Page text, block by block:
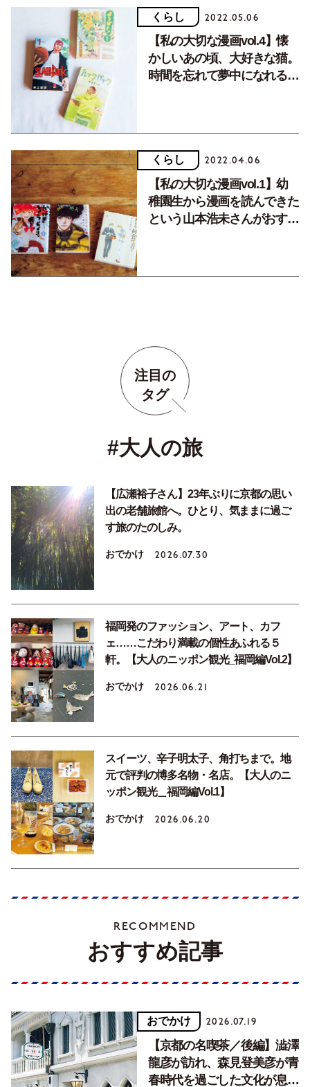
くらし 2022.05.06
【私の大切な漫画vol.4】懐
かしいあの頃、大好きな猫。
時間を忘れて夢中になれる漫
くらし 2022.04.06
【私の大切な漫画vol.1】幼
稚園生から漫画を読んできた
という山本浩未さんがおすす
注目の
タグ
#大人の旅
【広瀬裕子さん】23年ぶりに京都の思い
出の老舗旅館へ。ひとり、気ままに過ご
す旅のたのしみ。
おでかけ 2026.07.30
福岡発のファッション、アート、カフ
ェ……こだわり満載の個性あふれる５
軒。【大人のニッポン観光_福岡編Vol.2】
おでかけ 2026.06.21
スイーツ、辛子明太子、角打ちまで。地
元で評判の博多名物・名店。【大人のニ
ッポン観光＿福岡編Vol.1】
おでかけ 2026.06.20
RECOMMEND
おすすめ記事
おでかけ 2026.07.19
【京都の名喫茶／後編】澁澤
龍彦が訪れ、森見登美彦が青
春時代を過ごした文化が息づ